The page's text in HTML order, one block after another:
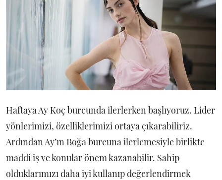
Haftaya Ay Koç burcunda ilerlerken başlıyoruz. Lider
yönlerimizi, özelliklerimizi ortaya çıkarabiliriz.
Ardından Ay’ın Boğa burcuna ilerlemesiyle birlikte
maddi iş ve konular önem kazanabilir. Sahip
olduklarımızı daha iyi kullanıp değerlendirmek